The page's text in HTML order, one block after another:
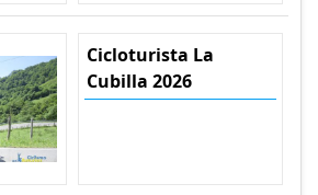
Cicloturista La
Cubilla 2026